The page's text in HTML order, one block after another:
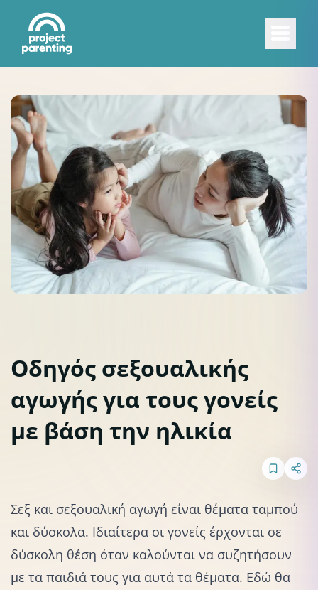
Σεξουαλικότητα
Οδηγός σεξουαλικής
αγωγής για τους γονείς
με βάση την ηλικία
Σεξ και σεξουαλική αγωγή είναι θέματα ταμπού
και δύσκολα. Ιδιαίτερα οι γονείς έρχονται σε
δύσκολη θέση όταν καλούνται να συζητήσουν
με τα παιδιά τους για αυτά τα θέματα. Εδώ θα